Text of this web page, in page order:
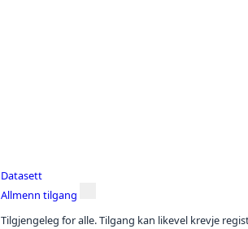
Datasett
Allmenn tilgang
Tilgjengeleg for alle. Tilgang kan likevel krevje